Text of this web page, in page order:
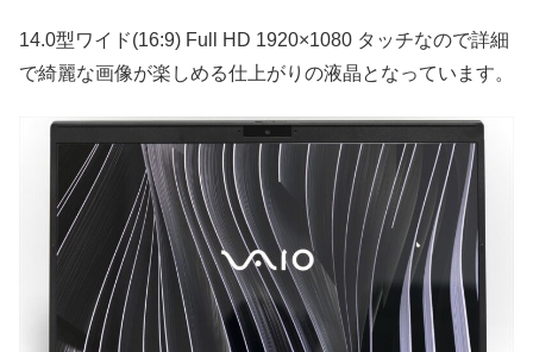
14.0型ワイド(16:9) Full HD 1920×1080 タッチなので詳細
で綺麗な画像が楽しめる仕上がりの液晶となっています。